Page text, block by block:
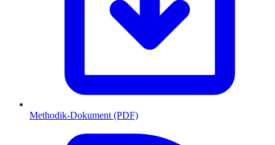
Methodik-Dokument (PDF)